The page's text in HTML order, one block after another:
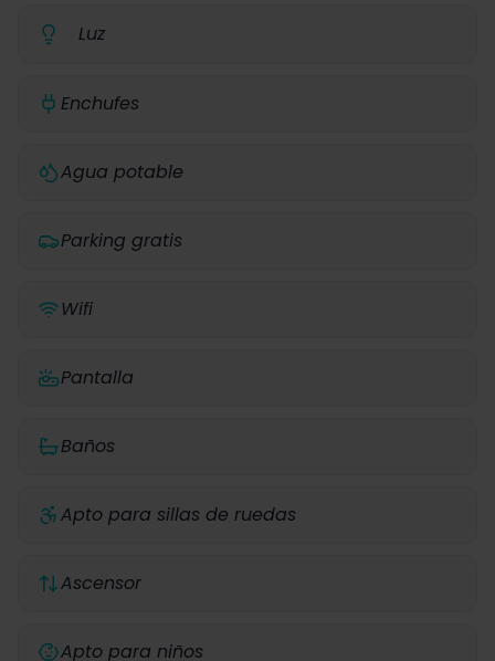
Luz
Enchufes
Agua potable
Parking gratis
Wifi
Pantalla
Baños
Apto para sillas de ruedas
Ascensor
Apto para niños